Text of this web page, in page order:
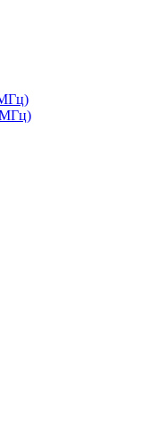
МГц)